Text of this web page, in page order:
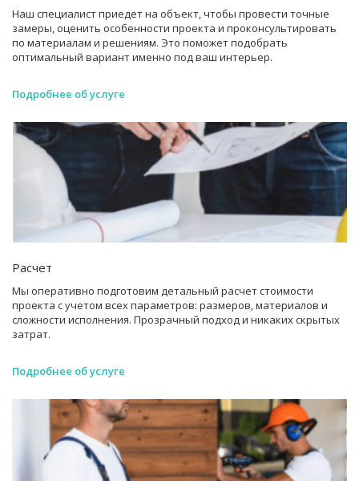
Наш специалист приедет на объект, чтобы провести точные
замеры, оценить особенности проекта и проконсультировать
по материалам и решениям. Это поможет подобрать
оптимальный вариант именно под ваш интерьер.
Подробнее об услуге
Расчет
Мы оперативно подготовим детальный расчет стоимости
проекта с учетом всех параметров: размеров, материалов и
сложности исполнения. Прозрачный подход и никаких скрытых
затрат.
Подробнее об услуге